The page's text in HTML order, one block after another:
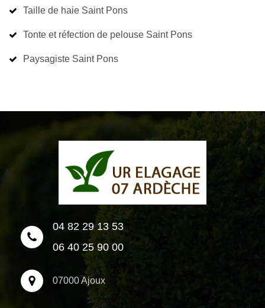
Taille de haie Saint Pons
Tonte et réfection de pelouse Saint Pons
Paysagiste Saint Pons
04 82 29 13 53
06 40 25 90 00
07000 Ajoux